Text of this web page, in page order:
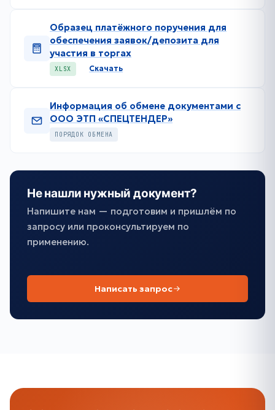
Образец платёжного поручения для
обеспечения заявок/депозита для
участия в торгах
XLSX Скачать
Информация об обмене документами с
ООО ЭТП «СПЕЦТЕНДЕР»
ПОРЯДОК ОБМЕНА
Не нашли нужный документ?
Напишите нам — подготовим и пришлём по
запросу или проконсультируем по
применению.
Написать запрос